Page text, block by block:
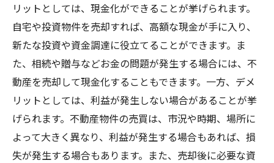
リットとしては、現金化ができることが挙げられます。
自宅や投資物件を売却すれば、高額な現金が手に入り、
新たな投資や資金調達に役立てることができます。ま
た、相続や贈与などお金の問題が発生する場合には、不
動産を売却して現金化することもできます。一方、デメ
リットとしては、利益が発生しない場合があることが挙
げられます。不動産物件の売買は、市況や時期、場所に
よって大きく異なり、利益が発生する場合もあれば、損
失が発生する場合もあります。また、売却後に必要な資